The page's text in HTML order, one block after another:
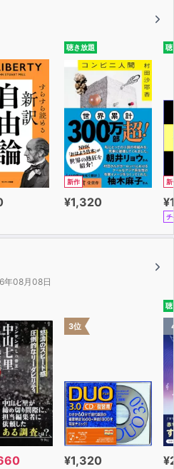
労の代表格
労
えてきた病的疲労の正体
った
はなにか
聴き放題
新作
¥1,320
聴
新
チ
年08月08日
3位
¥1,320
聴